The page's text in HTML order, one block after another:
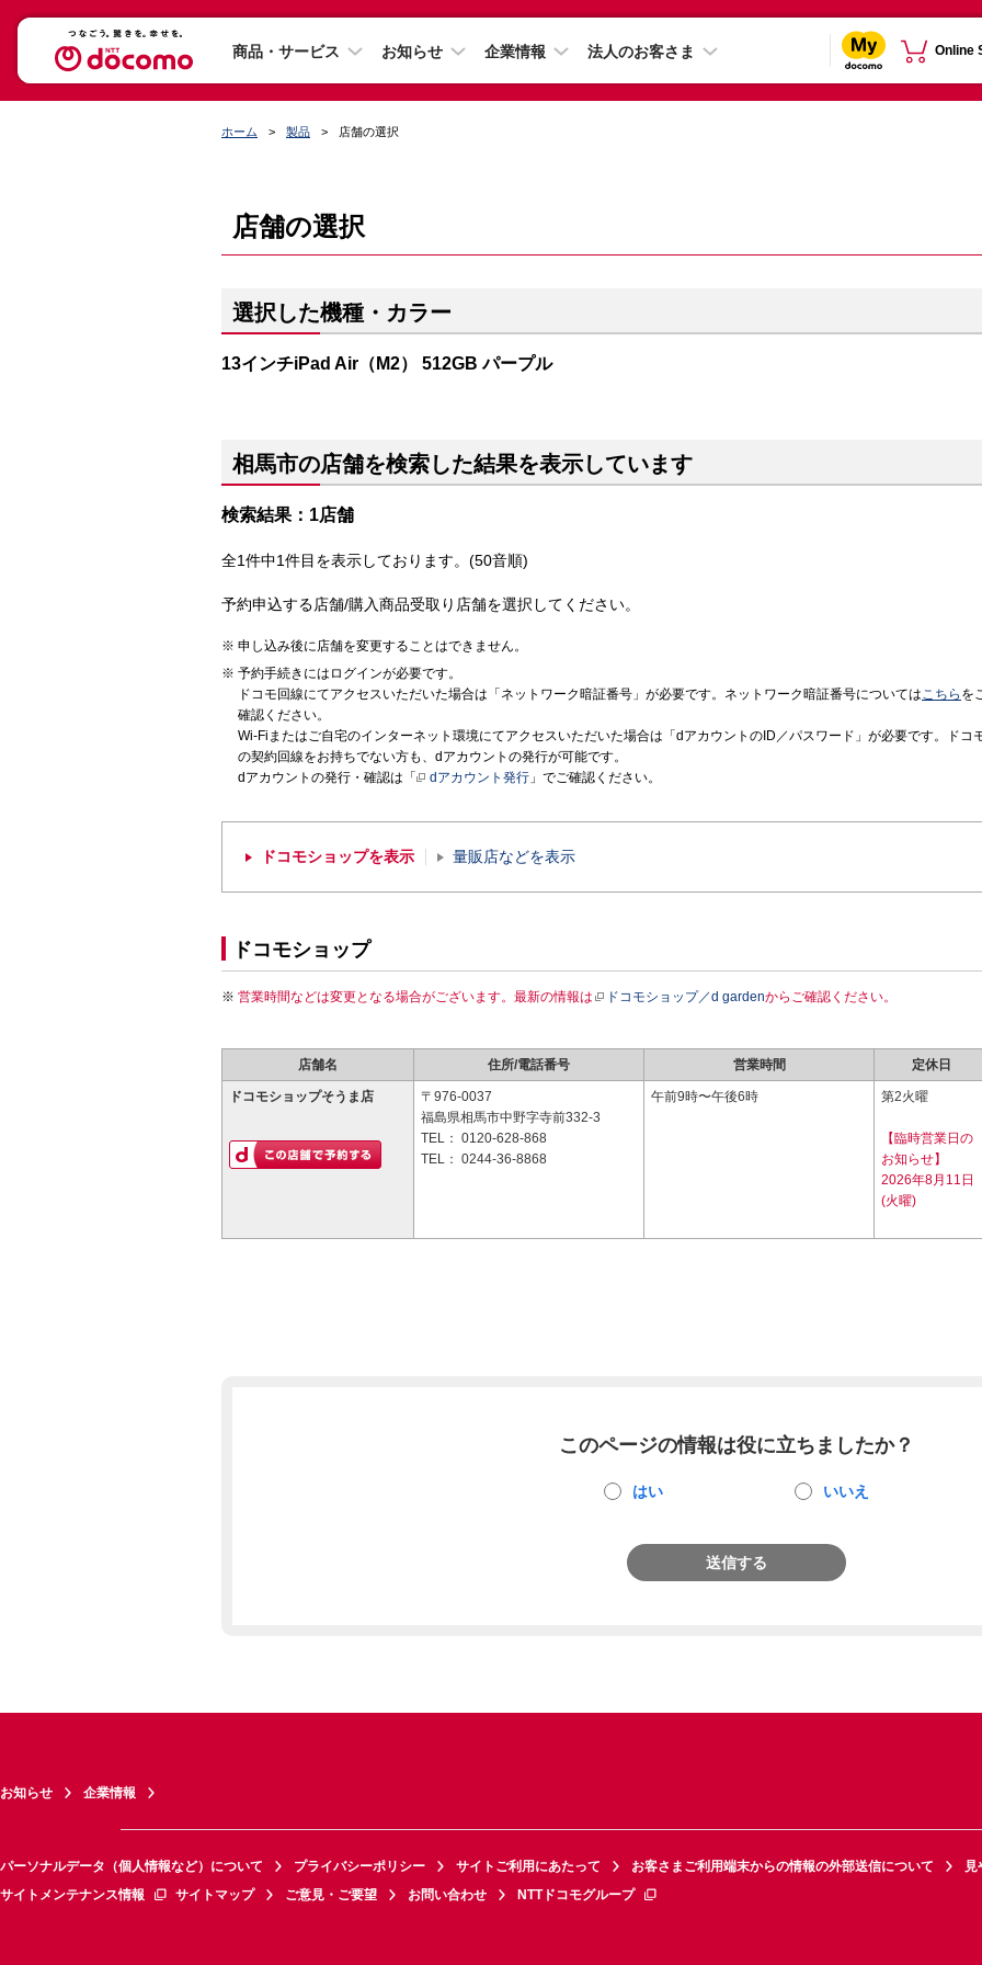
商品・サービス お知らせ 企業情報 法人のお客さま Online
ホーム 製品 店舗の選択
店舗の選択
選択した機種・カラー
13インチiPad Air（M2） 512GB パープル
相馬市の店舗を検索した結果を表示しています
検索結果：1店舗
全1件中1件目を表示しております。(50音順)
予約申込する店舗/購入商品受取り店舗を選択してください。
申し込み後に店舗を変更することはできません。
予約手続きにはログインが必要です。
ドコモ回線にてアクセスいただいた場合は「ネットワーク暗証番号」が必要です。ネットワーク暗証番号についてはこちら を
確認ください。
Wi-Fiまたはご自宅のインターネット環境にてアクセスいただいた場合は「dアカウントのID／パスワード」が必要です。ドコ
の契約回線をお持ちでない方も、dアカウントの発行が可能です。
dアカウントの発行・確認は「
dアカウント発行 」でご確認ください。
ドコモショップを表示 量販店などを表示
ドコモショップ
営業時間などは変更となる場合がございます。最新の情報は ドコモショップ／d gardenからご確認ください。
店舗名 住所/電話番号 営業時間 定休日
ドコモショップそうま店
〒976-0037
福島県相馬市中野字寺前332-3
TEL： 0120-628-868
TEL： 0244-36-8868
午前9時〜午後6時 第2火曜
【臨時営業日の
お知らせ】
2026年8月11日
(火曜)
このページの情報は役に立ちましたか？
はい いいえ
送信する
お知らせ 企業情報
パーソナルデータ（個人情報など）について プライバシーポリシー サイトご利用にあたって お客さまご利用端末からの情報の外部送信について
見
サイトメンテナンス情報
サイトマップ ご意見・ご要望 お問い合わせ NTTドコモグループ